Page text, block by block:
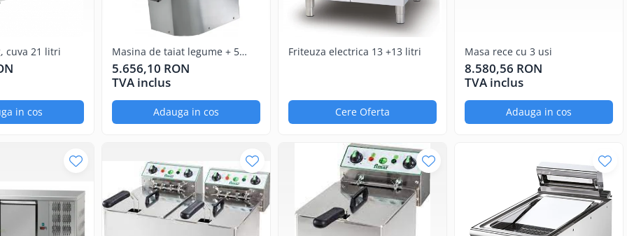
cuva 21 litri
in cos
Masina de taiat legume + 5
discuri
5.656,10 RON
TVA inclus
Adauga in cos
Friteuza electrica 13 +13 litri
Cere Oferta
Masa rece cu 3 usi
8.580,56 RON
TVA inclus
Adauga in cos